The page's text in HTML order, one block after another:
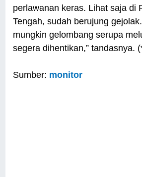
perlawanan keras. Lihat saja di
Tengah, sudah berujung
mungkin gelombang serupa
segera dihentikan,” tandasnya.
Sumber: monitor